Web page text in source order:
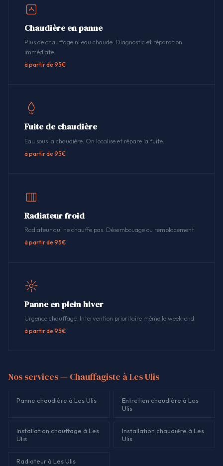
Chaudière en panne
Plus de chauffage ni eau chaude. Diagnostic et réparation
immédiate.
à partir de 95€
Fuite de chaudière
Eau sous la chaudière. On localise et répare la fuite.
à partir de 95€
Radiateur froid
Radiateur qui ne chauffe pas. Désembouage ou remplacement.
à partir de 95€
Panne en plein hiver
Urgence chauffage. Intervention prioritaire même le week-end.
à partir de 95€
Nos services — Chauffagiste à Les Ulis
Panne chaudière à Les Ulis
Entretien chaudière à Les
Ulis
Installation chauffage à Les
Ulis
Installation chaudière à Les
Ulis
Radiateur à Les Ulis